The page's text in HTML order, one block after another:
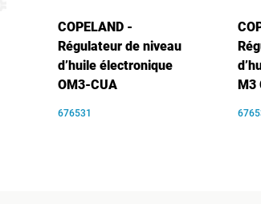
COPELAND -
Régulateur de niveau
d’huile électronique
OM3-CUA
676531
M3